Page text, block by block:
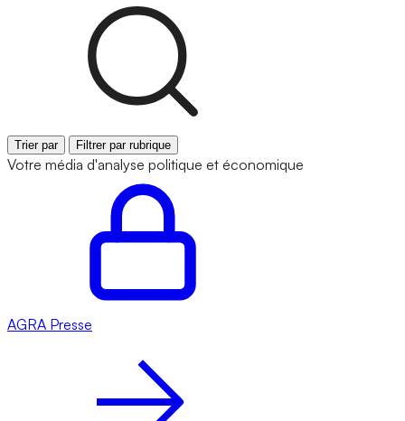
Trier par Filtrer par rubrique
Votre média d'analyse politique et économique
AGRA Presse